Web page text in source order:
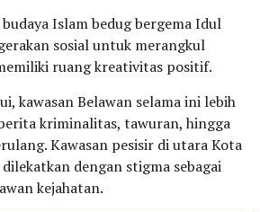
Islam bedug bergema Idul
sosial untuk merangkul
ruang kreativitas positif.
kawasan Belawan selama ini lebih
kriminalitas, tawuran, hingga
Kawasan pesisir di utara Kota
dengan stigma sebagai
kejahatan.